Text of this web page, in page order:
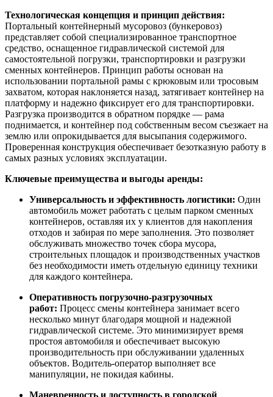
Технологическая концепция и принцип действия:
Портальный контейнерный мусоровоз (бункеровоз)
представляет собой специализированное транспортное
средство, оснащенное гидравлической системой для
самостоятельной погрузки, транспортировки и разгрузки
сменных контейнеров. Принцип работы основан на
использовании портальной рамы с крюковым или тросовым
захватом, которая наклоняется назад, затягивает контейнер на
платформу и надежно фиксирует его для транспортировки.
Разгрузка производится в обратном порядке — рама
поднимается, и контейнер под собственным весом съезжает на
землю или опрокидывается для высыпания содержимого.
Проверенная конструкция обеспечивает безотказную работу в
самых разных условиях эксплуатации.
Ключевые преимущества и выгоды аренды:
Универсальность и эффективность логистики: Один
автомобиль может работать с целым парком сменных
контейнеров, оставляя их у клиентов для накопления
отходов и забирая по мере заполнения. Это позволяет
обслуживать множество точек сбора мусора,
строительных площадок и производственных участков
без необходимости иметь отдельную единицу техники
для каждого контейнера.
Оперативность погрузочно-разгрузочных
работ: Процесс смены контейнера занимает всего
несколько минут благодаря мощной и надежной
гидравлической системе. Это минимизирует время
простоя автомобиля и обеспечивает высокую
производительность при обслуживании удаленных
объектов. Водитель-оператор выполняет все
манипуляции, не покидая кабины.
Маневренность и доступность в городской